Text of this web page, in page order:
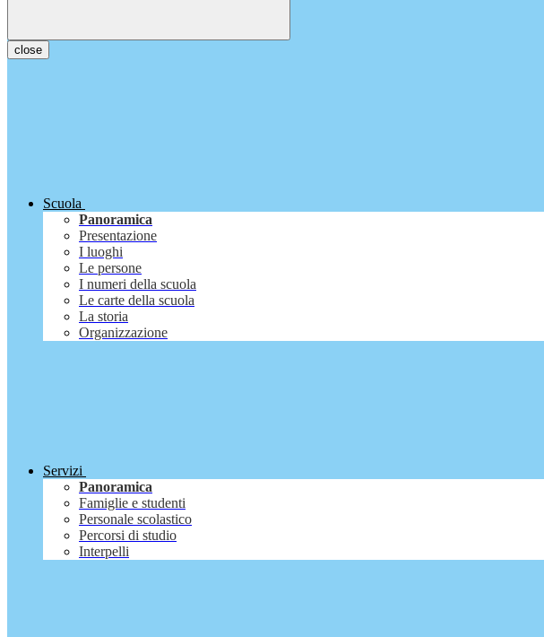
close
Scuola
Panoramica
Presentazione
I luoghi
Le persone
I numeri della scuola
Le carte della scuola
La storia
Organizzazione
Servizi
Panoramica
Famiglie e studenti
Personale scolastico
Percorsi di studio
Interpelli